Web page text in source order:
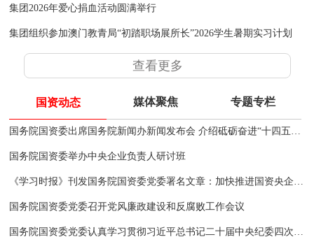
集团2026年爱心捐血活动圆满举行
集团组织参加澳门教青局“初踏职场展所长”2026学生暑期实习计划
查看更多
国资动态 媒体聚焦 专题专栏
国务院国资委举办中央企业负责人研讨班
国务院国资委党委召开党风廉政建设和反腐败工作会议